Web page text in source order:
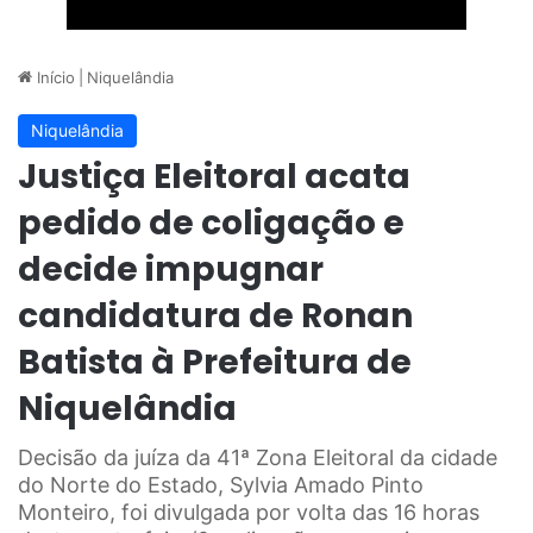
Início Niquelândia
Niquelândia
Justiça Eleitoral acata
pedido de coligação e
decide impugnar
candidatura de Ronan
Batista à Prefeitura de
Niquelândia
Decisão da juíza da 41ª Zona Eleitoral da cidade
do Norte do Estado, Sylvia Amado Pinto
Monteiro, foi divulgada por volta das 16 horas